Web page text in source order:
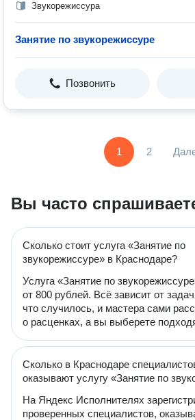
Звукорежиссура
Занятие по звукорежиссуре
Позвонить
1 2
Вы часто
Сколько стоит услуга «Занятие по
звукорежиссуре» в Краснодаре?
Услуга «Занятие по
от 800 рублей. Всё зависит от
что случилось, и мастера сами
о расценках, а вы выберете
Сколько в Краснодаре
оказывают услугу «Занятие по
На Яндекс Исполнителях
проверенных специалистов,